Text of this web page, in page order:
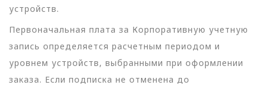
устройств.
Первоначальная плата за Корпоративную учетную
запись определяется расчетным периодом и
уровнем устройств, выбранными при оформлении
заказа. Если подписка не отменена до